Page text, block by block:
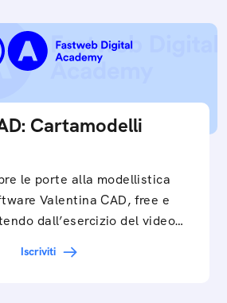
Cartamodelli
le porte alla modellistica
Valentina CAD, free e
dall’esercizio del video…
Iscriviti